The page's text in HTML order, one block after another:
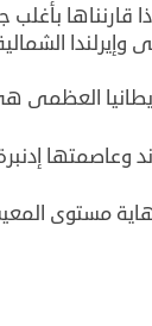
بأغلب
العظمى
وعاصمتها
مستوى